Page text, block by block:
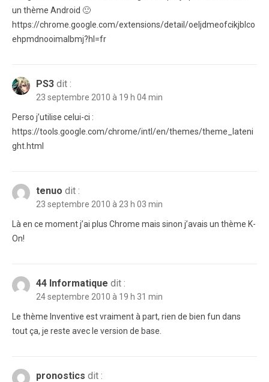
un thème Android 🙂
https://chrome.google.com/extensions/detail/oeljdmeofcikjblco
ehpmdnooimalbmj?hl=fr
PS3 dit :
23 septembre 2010 à 19 h 04 min
Perso j’utilise celui-ci :
https://tools.google.com/chrome/intl/en/themes/theme_lateni
ght.html
tenuo dit :
23 septembre 2010 à 23 h 03 min
Là en ce moment j’ai plus Chrome mais sinon j’avais un thème K-
On!
44 Informatique dit :
24 septembre 2010 à 19 h 31 min
Le thème Inventive est vraiment à part, rien de bien fun dans
tout ça, je reste avec le version de base.
pronostics dit :